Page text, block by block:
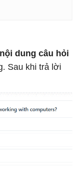
nội dung câu hỏi
Sau khi trả lời